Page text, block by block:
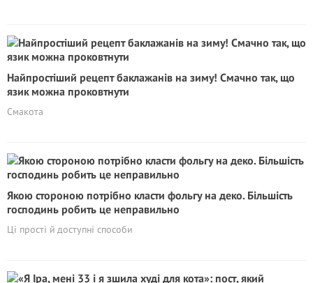
Найпростіший рецепт баклажанів на зиму! Смачно так, що
язик можна проковтнути
Смакота
Якою стороною потрібно класти фольгу на деко. Більшість
господинь робить це неправильно
Ці прості й доступні способи